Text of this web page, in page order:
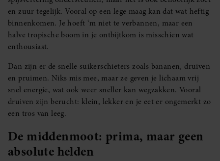
en zuur tegelijk. Vooral op een lege maag kan dat wat heftig
binnenkomen. Je hoeft ‘m niet te verbannen, maar een
halve tropische boom in je ontbijtkom is misschien wat
enthousiast.
Dan zijn er de snelle suikerschieters zoals bananen, druiven
en pruimen. Niks mis mee, maar ze geven je lichaam vrij
snel energie, wat ook weer sneller kan wegzakken. Vooral
druiven zijn berucht: klein, lekker en je eet er ongemerkt zo
een tros van leeg.
De middenmoot: prima, maar geen
absolute helden